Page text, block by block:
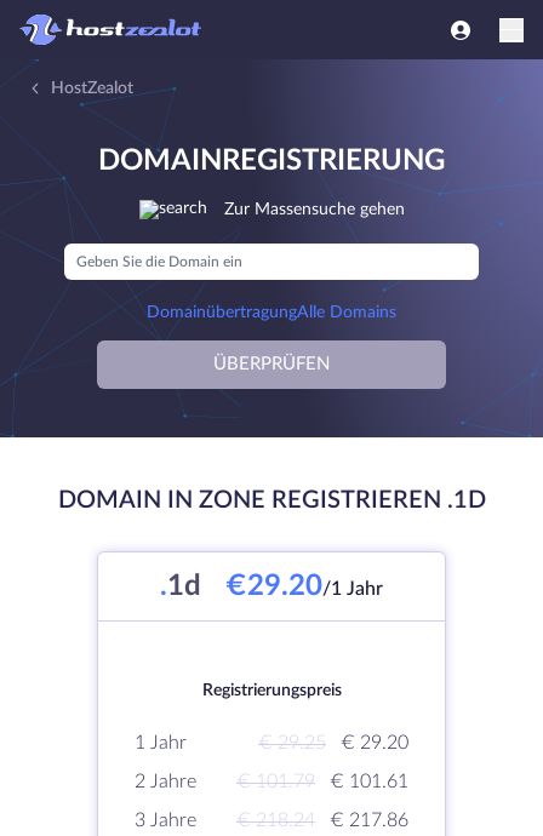
HostZealot
DOMAINREGISTRIERUNG
Zur Massensuche gehen
DomainübertragungAlle Domains
ÜBERPRÜFEN
DOMAIN IN ZONE REGISTRIEREN .1D
.1d €29.20/1 Jahr
Registrierungspreis
1 Jahr € 29.25
€ 29.20
2 Jahre
€ 101.79
€ 101.61
3 Jahre
€ 218.24
€ 217.86